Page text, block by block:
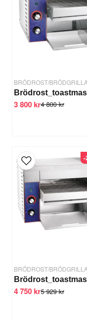
BRÖDROST/
4 800 kr
3 800 kr
BRÖDROST/
5 929 kr
4 750 kr
-
Yes, you can